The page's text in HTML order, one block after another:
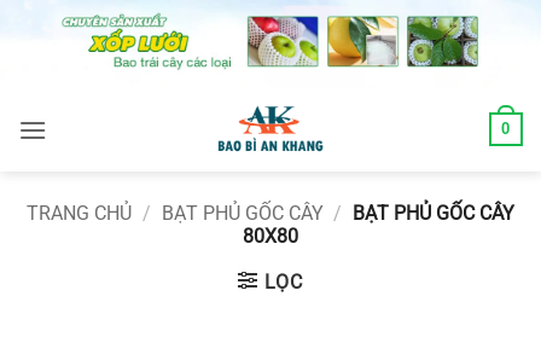
0
TRANG CHỦ / BẠT PHỦ GỐC CÂY / BẠT PHỦ GỐC CÂY
80X80
LỌC